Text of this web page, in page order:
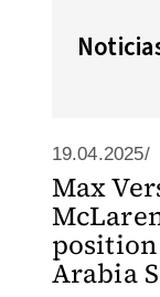
19.04.2025/
Max
Arabia